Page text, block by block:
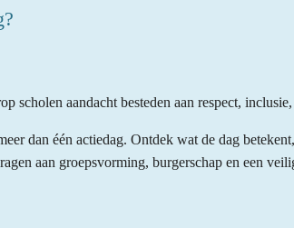
scholen aandacht besteden aan respect,
dan één actiedag. Ontdek wat de dag
aan groepsvorming, burgerschap en een